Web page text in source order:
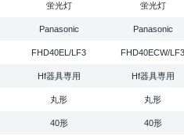
蛍光灯 蛍光灯
Panasonic Panasonic
FHD40EL/LF3 FHD40ECW/LF3
Hf器具専用 Hf器具専用
丸形 丸形
40形 40形